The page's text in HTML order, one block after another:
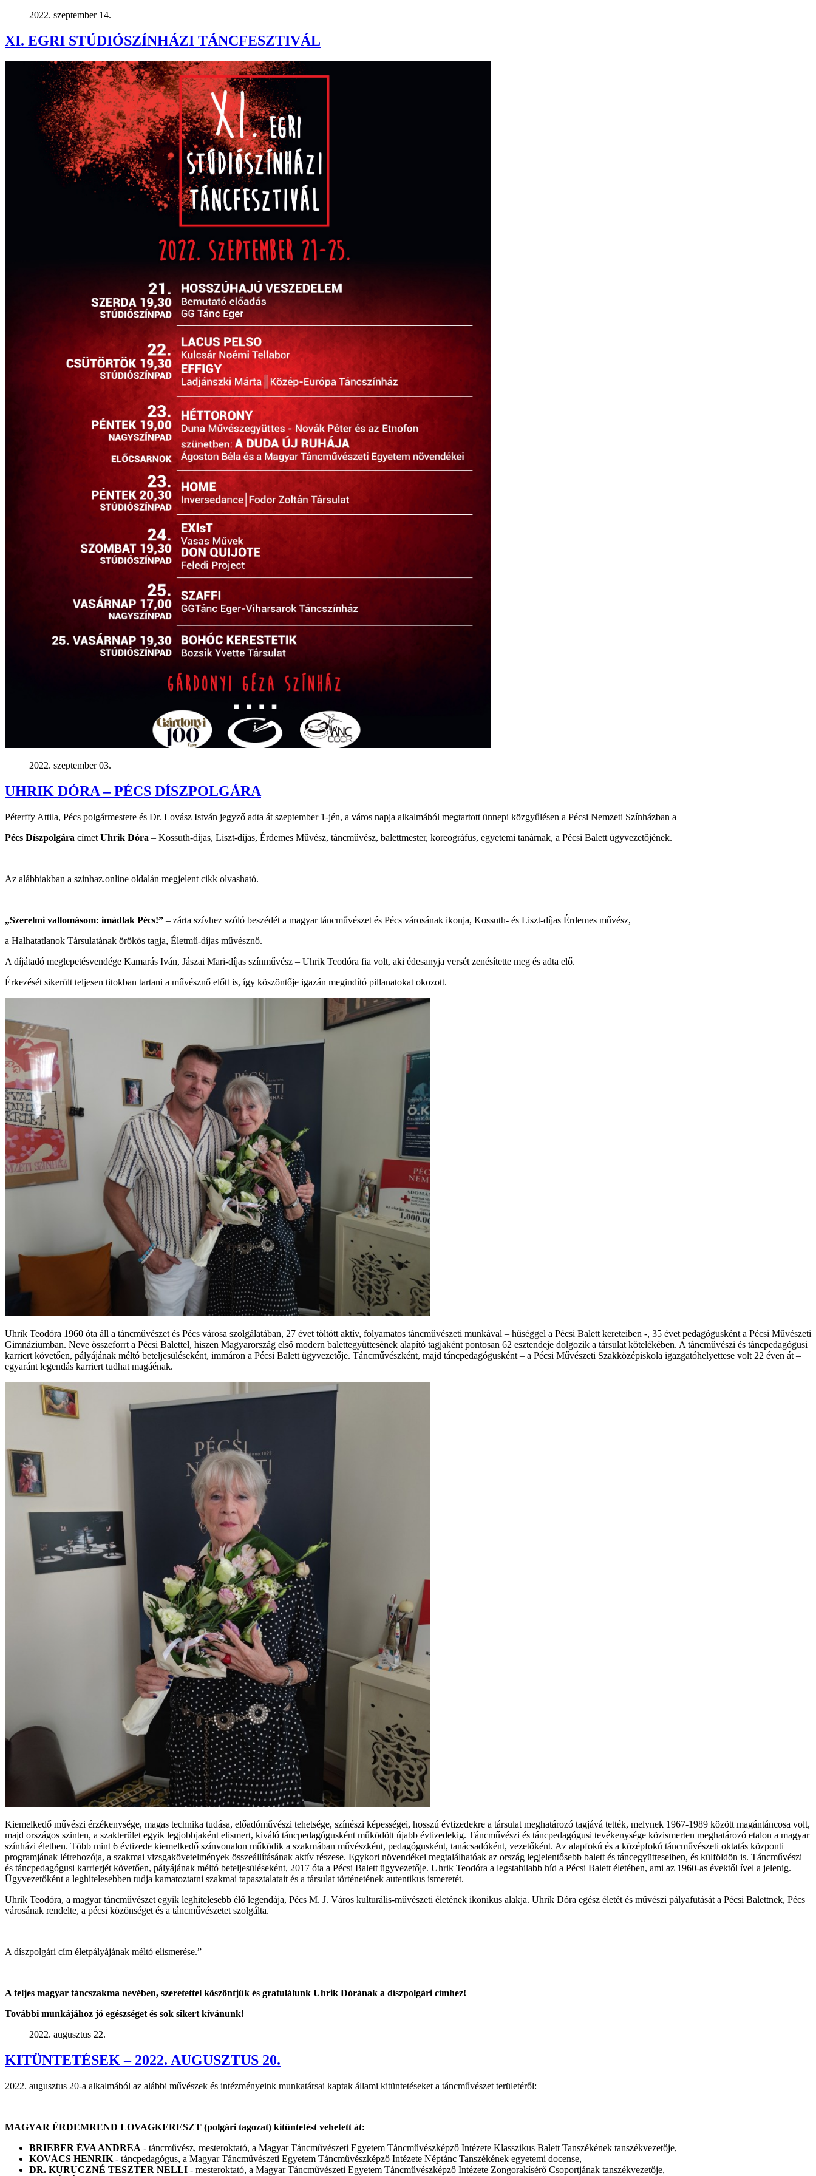
2022. szeptember 14.
XI. EGRI STÚDIÓSZÍNHÁZI TÁNCFESZTIVÁL
2022. szeptember 03.
UHRIK DÓRA – PÉCS DÍSZPOLGÁRA
Péterffy Attila, Pécs polgármestere és Dr. Lovász István jegyző adta át szeptember 1-jén, a város napja alkalmából megtartott ünnepi közgyűlésen a Pécsi Nemzeti Színházban a
Pécs Díszpolgára címet Uhrik Dóra – Kossuth-díjas, Liszt-díjas, Érdemes Művész, táncművész, balettmester, koreográfus, egyetemi tanárnak, a Pécsi Balett ügyvezetőjének.
Az alábbiakban a szinhaz.online oldalán megjelent cikk olvasható.
„Szerelmi vallomásom: imádlak Pécs!” – zárta szívhez szóló beszédét a magyar táncművészet és Pécs városának ikonja, Kossuth- és Liszt-díjas Érdemes művész,
a Halhatatlanok Társulatának örökös tagja, Életmű-díjas művésznő.
A díjátadó meglepetésvendége Kamarás Iván, Jászai Mari-díjas színművész – Uhrik Teodóra fia volt, aki édesanyja versét zenésítette meg és adta elő.
Érkezését sikerült teljesen titokban tartani a művésznő előtt is, így köszöntője igazán megindító pillanatokat okozott.
Uhrik Teodóra 1960 óta áll a táncművészet és Pécs városa szolgálatában, 27 évet töltött aktív, folyamatos táncművészeti munkával – hűséggel a Pécsi Balett kereteiben -, 35 évet pedagógusként a Pécsi Művészeti
Gimnáziumban. Neve összeforrt a Pécsi Balettel, hiszen Magyarország első modern balettegyüttesének alapító tagjaként pontosan 62 esztendeje dolgozik a társulat kötelékében. A táncművészi és táncpedagógusi
karriert követően, pályájának méltó beteljesüléseként, immáron a Pécsi Balett ügyvezetője. Táncművészként, majd táncpedagógusként – a Pécsi Művészeti Szakközépiskola igazgatóhelyettese volt 22 éven át –
egyaránt legendás karriert tudhat magáénak.
Kiemelkedő művészi érzékenysége, magas technika tudása, előadóművészi tehetsége, színészi képességei, hosszú évtizedekre a társulat meghatározó tagjává tették, melynek 1967-1989 között magántáncosa volt,
majd országos szinten, a szakterület egyik legjobbjaként elismert, kiváló táncpedagógusként működött újabb évtizedekig. Táncművészi és táncpedagógusi tevékenysége közismerten meghatározó etalon a magyar
színházi életben. Több mint 6 évtizede kiemelkedő színvonalon működik a szakmában művészként, pedagógusként, tanácsadóként, vezetőként. Az alapfokú és a középfokú táncművészeti oktatás központi
programjának létrehozója, a szakmai vizsgakövetelmények összeállításának aktív részese. Egykori növendékei megtalálhatóak az ország legjelentősebb balett és táncegyütteseiben, és külföldön is. Táncművészi
és táncpedagógusi karrierjét követően, pályájának méltó beteljesüléseként, 2017 óta a Pécsi Balett ügyvezetője. Uhrik Teodóra a legstabilabb híd a Pécsi Balett életében, ami az 1960-as évektől ível a jelenig.
Ügyvezetőként a leghitelesebben tudja kamatoztatni szakmai tapasztalatait és a társulat történetének autentikus ismeretét.
Uhrik Teodóra, a magyar táncművészet egyik leghitelesebb élő legendája, Pécs M. J. Város kulturális-művészeti életének ikonikus alakja. Uhrik Dóra egész életét és művészi pályafutását a Pécsi Balettnek, Pécs
városának rendelte, a pécsi közönséget és a táncművészetet szolgálta.
A díszpolgári cím életpályájának méltó elismerése.”
A teljes magyar táncszakma nevében, szeretettel köszöntjük és gratulálunk Uhrik Dórának a díszpolgári címhez!
További munkájához jó egészséget és sok sikert kívánunk!
2022. augusztus 22.
KITÜNTETÉSEK – 2022. AUGUSZTUS 20.
augusztus 20-a alkalmából az alábbi művészek és intézményeink munkatársai kaptak állami kitüntetéseket a táncművészet területéről:
MAGYAR ÉRDEMREND LOVAGKERESZT (polgári tagozat) kitüntetést vehetett át:
BRIEBER ÉVA ANDREA - táncművész, mesteroktató, a Magyar Táncművészeti Egyetem Táncművészképző Intézete Klasszikus Balett Tanszékének tanszékvezetője,
KOVÁCS HENRIK - táncpedagógus, a Magyar Táncművészeti Egyetem Táncművészképző Intézete Néptánc Tanszékének egyetemi docense,
DR. KURUCZNÉ TESZTER NELLI - mesteroktató, a Magyar Táncművészeti Egyetem Táncművészképző Intézete Zongorakísérő Csoportjának tanszékvezetője,